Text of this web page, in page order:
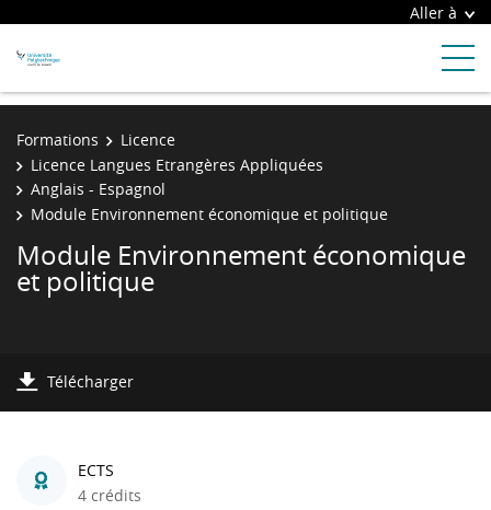
Aller à
Formations
Licence
Licence Langues Etrangères Appliquées
Anglais - Espagnol
Module Environnement économique et politique
Module Environnement économique
et politique
Télécharger
ECTS
4 crédits